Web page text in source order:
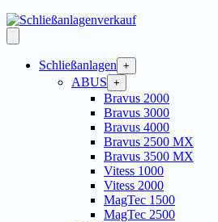
Schließanlagen +
ABUS +
Bravus 2000
Bravus 3000
Bravus 4000
Bravus 2500 MX
Bravus 3500 MX
Vitess 1000
Vitess 2000
MagTec 1500
MagTec 2500